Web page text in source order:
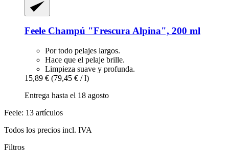
Feele Champú "Frescura Alpina", 200 ml
Por todo pelajes largos.
Hace que el pelaje brille.
Limpieza suave y profunda.
15,89 € (79,45 € / l)
Entrega hasta el 18 agosto
Feele: 13 artículos
Todos los precios incl. IVA
Filtros